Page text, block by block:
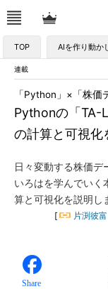
TOP AIを作り動か
連載
Pythonの「TA-
の計算と可視化
「Python」×「株価
日々変動する株価
いろはを学んでいく
算と可視化を説明し
[ 片渕彼
Share